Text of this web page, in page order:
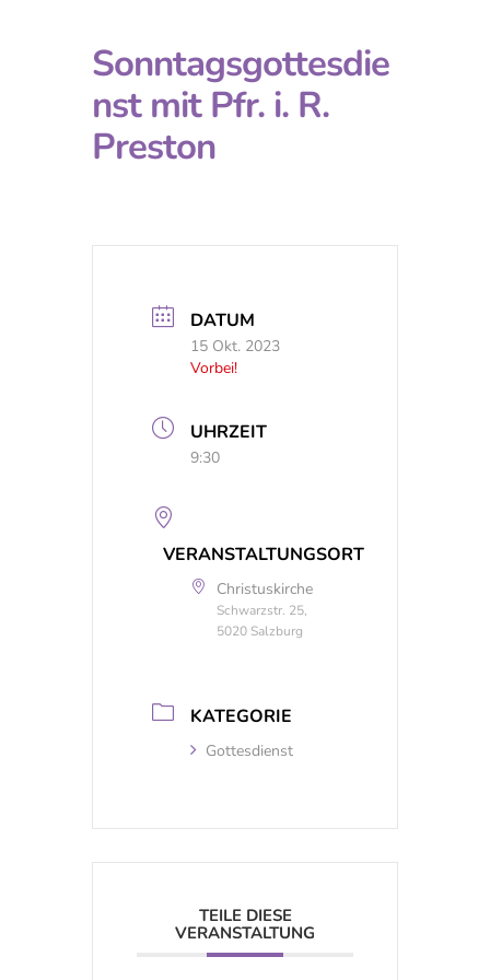
Sonntagsgottesdie
nst mit Pfr. i. R.
Preston
DATUM
15 Okt. 2023
Vorbei!
UHRZEIT
9:30
VERANSTALTUNGSORT
Christuskirche
Schwarzstr. 25,
5020 Salzburg
KATEGORIE
Gottesdienst
TEILE DIESE
VERANSTALTUNG